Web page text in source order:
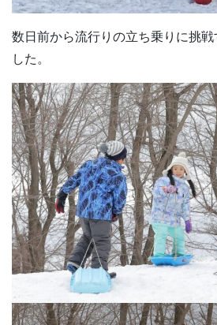
数日前から流行りの立ち乗りに挑戦
した。